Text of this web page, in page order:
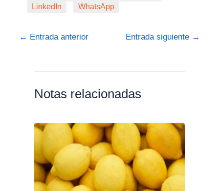
LinkedIn
WhatsApp
← Entrada anterior Entrada siguiente →
Notas relacionadas